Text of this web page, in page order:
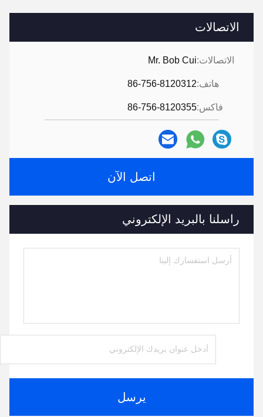
الاتصالات
الاتصالات:Mr. Bob Cui
هاتف:86-756-8120312
فاكس:86-756-8120355
اتصل الآن
راسلنا بالبريد الإلكتروني
يرسل